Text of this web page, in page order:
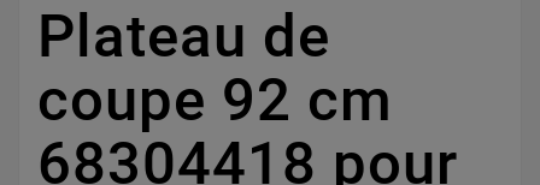
Plateau de
coupe 92 cm
68304418 pour